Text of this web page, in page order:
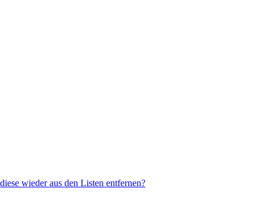
wieder aus den Listen entfernen?